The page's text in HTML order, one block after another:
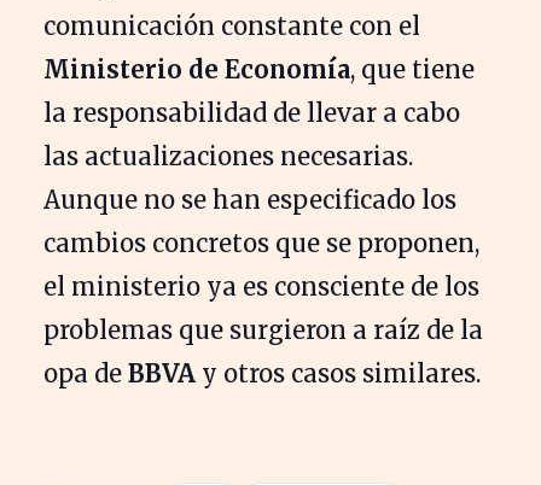
comunicación constante con el
Ministerio de Economía, que tiene
la responsabilidad de llevar a cabo
las actualizaciones necesarias.
Aunque no se han especificado los
cambios concretos que se proponen,
el ministerio ya es consciente de los
problemas que surgieron a raíz de la
opa de BBVA y otros casos similares.